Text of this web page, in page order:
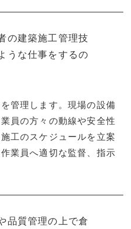
の建築施工管理技
うな仕事をするの
管理します。現場の設備
員の方々の動線や安全性
工のスケジュールを立案
業員へ適切な監督、指示
品質管理の上で倉